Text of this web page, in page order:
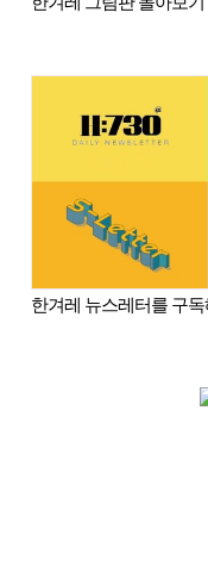
한겨레 뉴스레터를 구